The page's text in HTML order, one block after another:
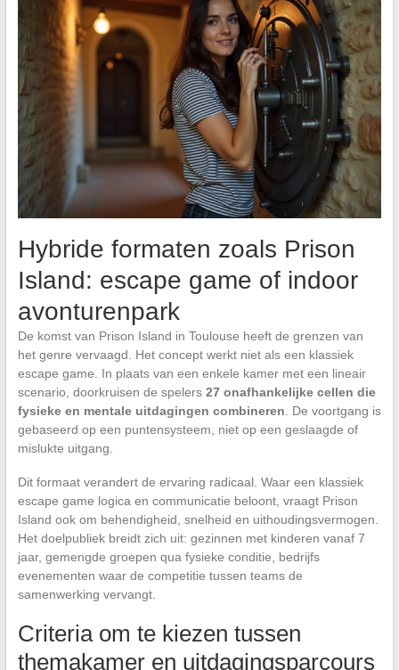
Hybride formaten zoals Prison
Island: escape game of indoor
avonturenpark
De komst van Prison Island in Toulouse heeft de grenzen van
het genre vervaagd. Het concept werkt niet als een klassiek
escape game. In plaats van een enkele kamer met een lineair
scenario, doorkruisen de spelers 27 onafhankelijke cellen die
fysieke en mentale uitdagingen combineren . De voortgang is
gebaseerd op een puntensysteem, niet op een geslaagde of
mislukte uitgang.
Dit formaat verandert de ervaring radicaal. Waar een klassiek
escape game logica en communicatie beloont, vraagt Prison
Island ook om behendigheid, snelheid en uithoudingsvermogen.
Het doelpubliek breidt zich uit: gezinnen met kinderen vanaf 7
jaar, gemengde groepen qua fysieke conditie, bedrijfs
evenementen waar de competitie tussen teams de
samenwerking vervangt.
Criteria om te kiezen tussen
themakamer en uitdagingsparcours